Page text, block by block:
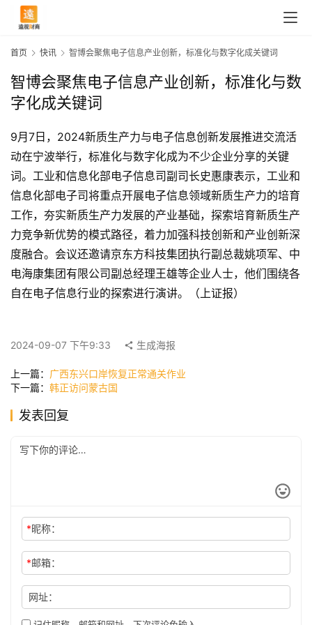
首
页
讯
公
司
科
技
首页 快讯 智博会聚焦电子信息产业创新，标准化与数字化成关键词
智博会聚焦电子信息产业创新，标准化与数
字化成关键词
9月7日，2024新质生产力与电子信息创新发展推进交流活
动在宁波举行，标准化与数字化成为不少企业分享的关键
词。工业和信息化部电子信息司副司长史惠康表示，工业和
信息化部电子司将重点开展电子信息领域新质生产力的培育
工作，夯实新质生产力发展的产业基础，探索培育新质生产
力竞争新优势的模式路径，着力加强科技创新和产业创新深
度融合。会议还邀请京东方科技集团执行副总裁姚项军、中
电海康集团有限公司副总经理王雄等企业人士，他们围绕各
自在电子信息行业的探索进行演讲。（上证报）
2024-09-07 下午9:33 生成海报
上一篇： 广西东兴口岸恢复正常通关作业
下一篇： 韩正访问蒙古国
发表回复
*昵称：
*邮箱：
网址：